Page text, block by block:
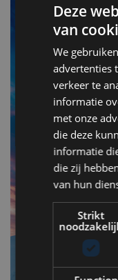
Deze
van
We
advertenties
verkeer te
informatie
met onze
die deze
informatie
die zij
van hun
Strikt